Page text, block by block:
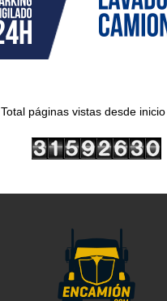
Total páginas vistas desde